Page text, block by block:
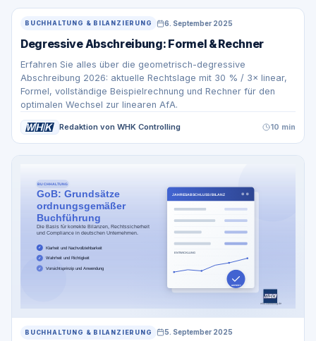
BUCHHALTUNG & BILANZIERUNG 6. September 2025
Degressive Abschreibung: Formel & Rechner
Erfahren Sie alles über die geometrisch-degressive
Abschreibung 2026: aktuelle Rechtslage mit 30 % / 3× linear,
Formel, vollständige Beispielrechnung und Rechner für den
optimalen Wechsel zur linearen AfA.
Redaktion von WHK Controlling 10 min
BUCHHALTUNG & BILANZIERUNG 5. September 2025